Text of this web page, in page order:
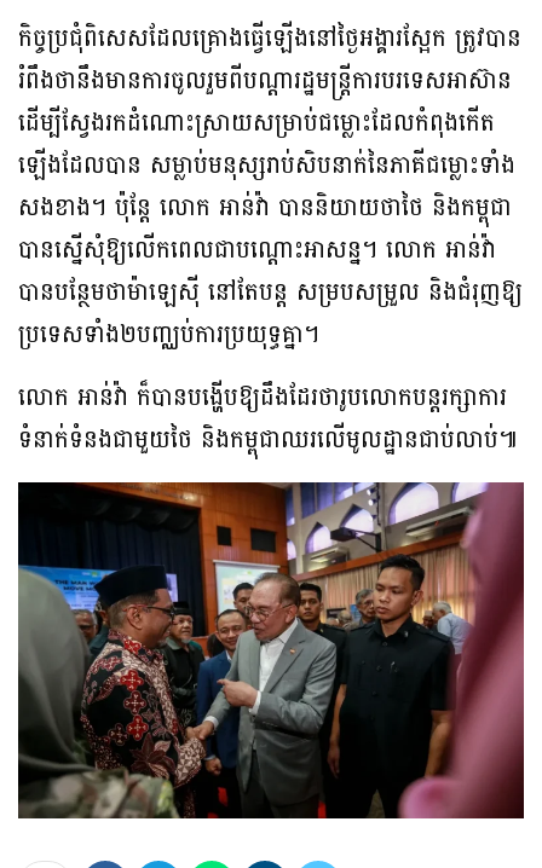
កិច្ចប្រជុំពិសេសដែលគ្រោងធ្វើឡើងនៅថ្ងៃអង្គារស្អែក ត្រូវបាន
រំពឹងថានឹងមានការចូលរួមពីបណ្ដារដ្ឋមន្ត្រីការបរទេសអាស៊ាន
ដើម្បីស្វែងរកដំណោះស្រាយសម្រាប់ជម្លោះដែលកំពុងកើត
ឡើងដែលបាន សម្លាប់មនុស្សរាប់សិបនាក់នៃភាគីជម្លោះទាំង
សងខាង។ ប៉ុន្តែ លោក អាន់វ៉ា បាននិយាយថាថៃ និងកម្ពុជា
បានស្នើសុំឱ្យលើកពេលជាបណ្ដោះអាសន្ន។ លោក អាន់វ៉ា
បានបន្ថែមថាម៉ាឡេស៊ី នៅតែបន្ត សម្របសម្រួល និងជំរុញឱ្យ
ប្រទេសទាំង២បញ្ឈប់ការប្រយុទ្ធគ្នា។
លោក អាន់វ៉ា ក៏បានបង្ហើបឱ្យដឹងដែរថារូបលោកបន្តរក្សាការ
ទំនាក់ទំនងជាមួយថៃ និងកម្ពុជាឈរលើមូលដ្ឋានជាប់លាប់៕